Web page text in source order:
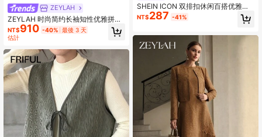
ZEYLAH
ZEYLAH 时尚简约长袖知性优雅拼布
女式夹克
NT$910 -40% 最後 3 天
估計
SHEIN ICON 双排扣休闲百搭优雅无
袖牛仔上衣
NT$287 -41%